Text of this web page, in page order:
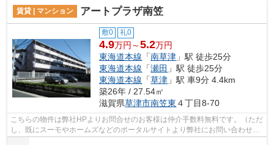
賃貸 | マンション アートプラザ南笠
敷0 礼0
4.9万円～5.2万円
東海道本線 「南草津 」駅 徒歩25分
東海道本線 「瀬田 」駅 徒歩25分
東海道本線 「草津 」駅 車9分 4.4km
築26年 / 27.54㎡
滋賀県草津市南笠東 ４丁目8-70
こちらの物件は弊社HPよりお問合せのお客様は仲介手数料無料です。（ただ
し、既にスーモやホームズなどのポータルサイトより弊社にお問い合わせを
していただいているお客様は対象外と...